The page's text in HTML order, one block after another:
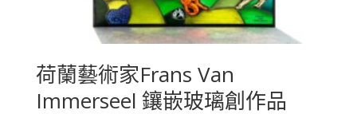
荷蘭藝術家Frans Van
Immerseel 鑲嵌玻璃創作品